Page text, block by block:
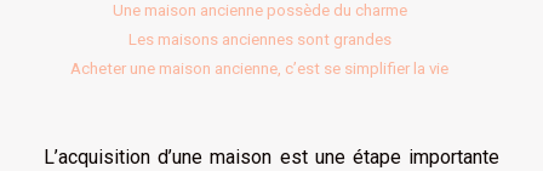
Une maison ancienne possède du charme
Les maisons anciennes sont grandes
Acheter une maison ancienne, c’est se simplifier la vie
L’acquisition d’une maison est une étape importante